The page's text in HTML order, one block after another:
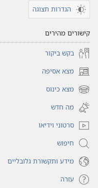
הגדרות תצוגה
קישורים מהירים
בקש ביקור
מצא אסיפה(פותח
חלון
חדש)
מצא כינוס(פותח
חלון
חדש)
מה חדש
סרטוני וידיאו
חיפוש
מידע ותקשורת גלובליים
עזרה